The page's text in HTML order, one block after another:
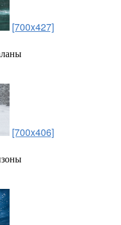
[700x427]
[700x406]